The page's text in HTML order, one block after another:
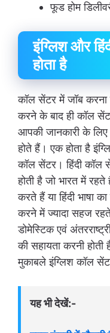
फूड होम
इंग्लिश और
होता है
कॉल सेंटर में जॉब करना
करने के बाद ही कॉल
आपकी जानकारी के
होते हैं। एक होता है
कॉल सेंटर। हिंदी कॉल
होती है जो भारत में
करते हैं या हिंदी भाषा
करने में ज्यादा सहज
डोमेस्टिक एवं
की सहायता करनी
मुकाबले इंग्लिश कॉल
यह भी देखें:-